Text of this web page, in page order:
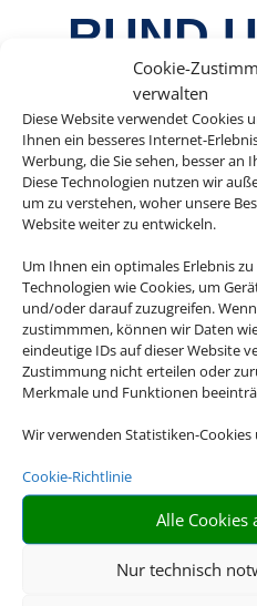
Cookie-
verwalten
Diese Website verwendet Cookies
Ihnen ein besseres Internet-
Werbung, die Sie sehen, besser an
Diese Technologien nutzen wir
um zu verstehen, woher unsere
Website weiter zu entwickeln.
Um Ihnen ein optimales Erlebnis
Technologien wie Cookies, um
und/oder darauf zuzugreifen.
zustimmmen, können wir Daten
eindeutige IDs auf dieser Website
Zustimmung nicht erteilen oder
Merkmale und Funktionen
Wir verwenden Statistiken-
Cookie-Richtlinie
Alle Cookies
Nur technisch
RUND
Bei uns finden Sie
Events weltweit. Egal
Opern oder
das
RIESIGE
Wählen Sie aus über